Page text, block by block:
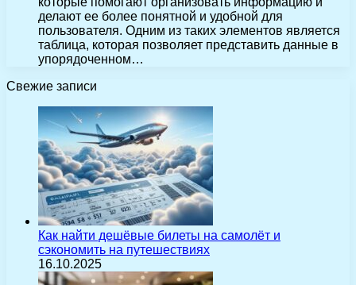
делают ее более понятной и удобной для
пользователя. Одним из таких элементов является
таблица, которая позволяет представить данные в
упорядоченном…
Свежие записи
Как найти дешёвые билеты на самолёт и
сэкономить на путешествиях
16.10.2025